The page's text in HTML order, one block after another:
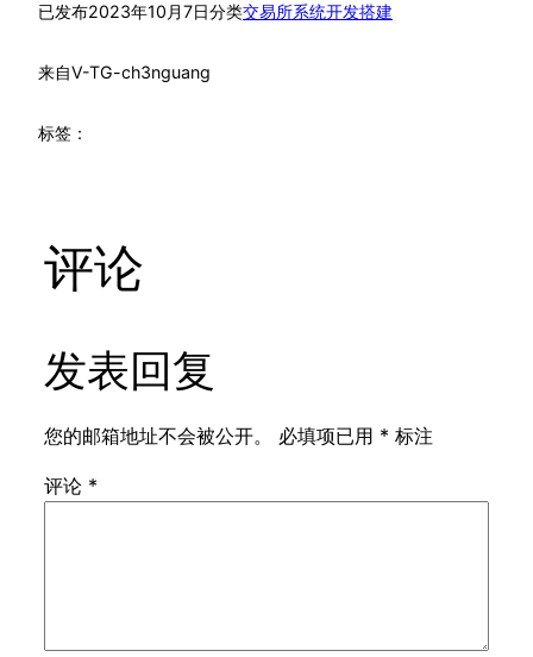
已发布2023年10月7日分类交易所系统开发搭建
来自V-TG-ch3nguang
标签：
评论
发表回复
您的邮箱地址不会被公开。 必填项已用 * 标注
评论 *